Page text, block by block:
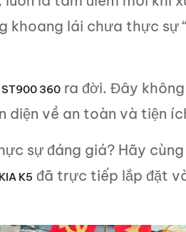
khoang lái chưa thực sự
360ra đời. Đây
diện về an toàn và tiện
sự đáng giá? Hãy
K5 đã trực tiếp lắp đặt